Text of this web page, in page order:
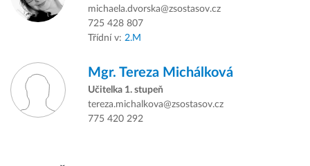
michaela.dvorska@zsostasov.cz
725 428 807
Třídní v: 2.M
Mgr. Tereza Michálková
Učitelka 1. stupeň
tereza.michalkova@zsostasov.cz
775 420 292